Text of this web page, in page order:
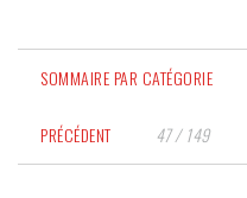
SOMMAIRE PAR CATÉGORIE
PRÉCÉDENT 47 / 149